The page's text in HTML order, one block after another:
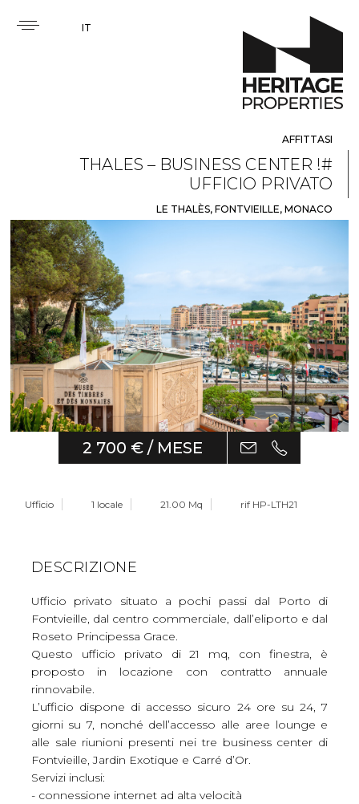
IT
AFFITTASI
THALES – BUSINESS CENTER !#
UFFICIO PRIVATO
LE THALÈS, FONTVIEILLE, MONACO
2 700 € / MESE
Ufficio 1 locale 21.00 Mq rif HP-LTH21
DESCRIZIONE
Ufficio privato situato a pochi passi dal Porto di
Fontvieille, dal centro commerciale, dall’eliporto e dal
Roseto Principessa Grace.
Questo ufficio privato di 21 mq, con finestra, è
proposto in locazione con contratto annuale
rinnovabile.
L’ufficio dispone di accesso sicuro 24 ore su 24, 7
giorni su 7, nonché dell’accesso alle aree lounge e
alle sale riunioni presenti nei tre business center di
Fontvieille, Jardin Exotique e Carré d’Or.
Servizi inclusi:
- connessione internet ad alta velocità